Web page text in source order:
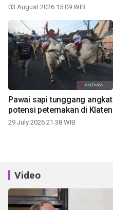
03 August 2026 15:09 WIB
Pawai sapi tunggang angkat
potensi peternakan di Klaten
29 July 2026 21:38 WIB
Video